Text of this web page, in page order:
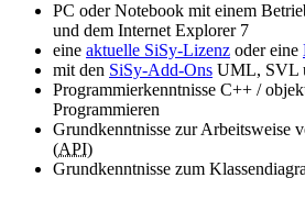
PC oder Notebook mit einem
und dem Internet Explorer 7
eine aktuelle SiSy-Lizenz oder eine
mit den SiSy-Add-Ons UML, SVL
Programmierkenntnisse C++ /
Programmieren
Grundkenntnisse zur Arbeitsweise
(API)
Grundkenntnisse zum